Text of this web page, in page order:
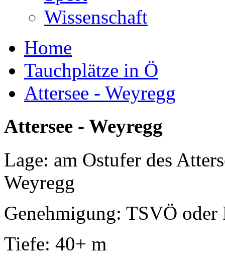
Wissenschaft
Home
Tauchplätze in Ö
Attersee - Weyregg
Attersee - Weyregg
Lage: am Ostufer des
Weyregg
Genehmigung: TSVÖ oder
Tiefe: 40+ m